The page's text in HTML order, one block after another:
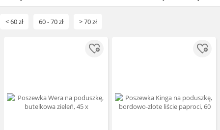
< 60 zł 60 - 70 zł > 70 zł